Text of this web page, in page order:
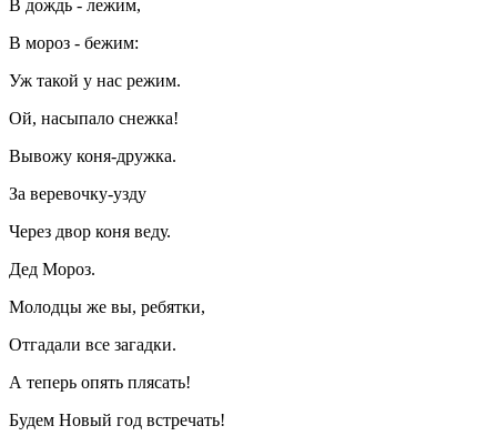
В дождь - лежим,
В мороз - бежим:
Уж такой у нас режим.
Ой, насыпало снежка!
Вывожу коня-дружка.
За веревочку-узду
Через двор коня веду.
Дед Мороз.
Молодцы же вы, ребятки,
Отгадали все загадки.
А теперь опять плясать!
Будем Новый год встречать!